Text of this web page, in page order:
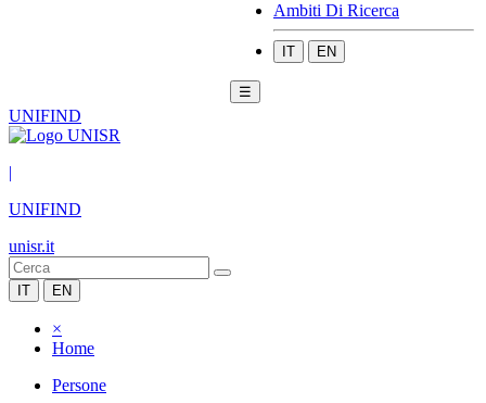
Ambiti Di Ricerca
IT EN
☰
UNIFIND
|
UNIFIND
unisr.it
IT EN
×
Home
Persone